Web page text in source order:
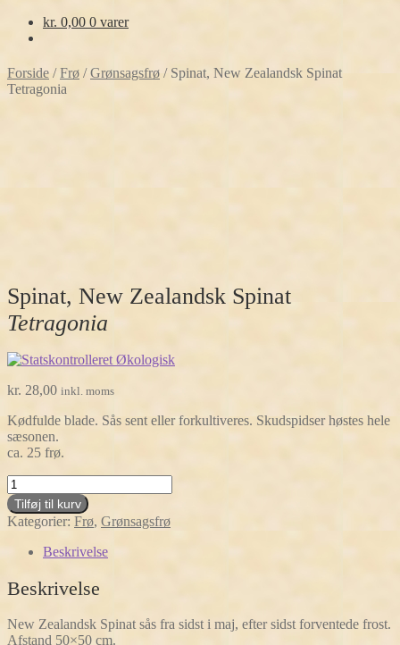
kr. 0,00 0 varer
Forside /Frø /Grønsagsfrø / Spinat, New Zealandsk Spinat
Tetragonia
Spinat, New Zealandsk Spinat
Tetragonia
kr. 28,00 inkl. moms
Kødfulde blade. Sås sent eller forkultiveres. Skudspidser høstes hele
sæsonen.
ca. 25 frø.
Spinat,
New
Zealandsk
Spinat
Tetragonia
Tilføj til kurv
Kategorier: Frø, Grønsagsfrø
Beskrivelse
Beskrivelse
New Zealandsk Spinat sås fra sidst i maj, efter sidst forventede frost.
Afstand 50×50 cm.